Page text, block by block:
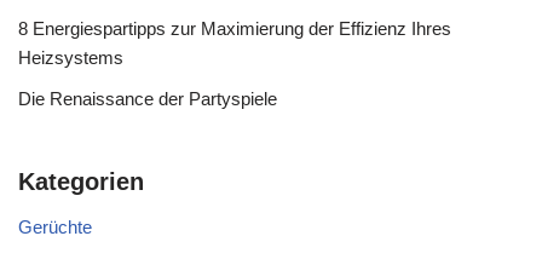
8 Energiespartipps zur Maximierung der Effizienz Ihres
Heizsystems
Die Renaissance der Partyspiele
Kategorien
Gerüchte